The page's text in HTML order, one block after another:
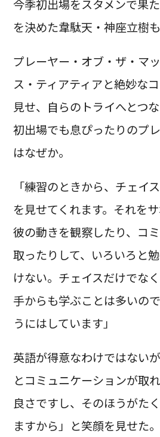
今季初出場をスタメンで果
を決めた韋駄天・神座立樹
プレーヤー・オブ・ザ・マ
ス・ティアティアと絶妙な
見せ、自らのトライへとつ
初出場でも息ぴったりのプ
はなぜか。
「練習のときから、チェイ
を見せてくれます。それを
彼の動きを観察したり、コ
取ったりして、いろいろと
けない。チェイスだけでな
手からも学ぶことは多いの
うにはしています」
英語が得意なわけではない
とコミュニケーションが取
良さですし、そのほうがた
ますから」と笑顔を見せた。